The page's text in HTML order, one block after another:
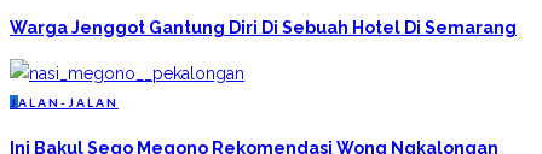
Warga Jenggot Gantung Diri Di Sebuah Hotel Di Semarang
J ALAN-JALAN
Ini Bakul Sego Megono Rekomendasi Wong Ngkalongan